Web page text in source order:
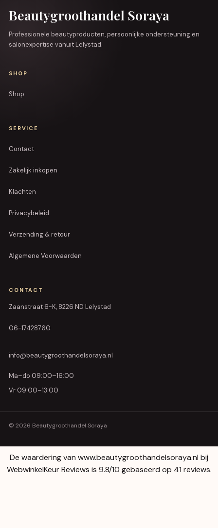
Beautygroothandel Soraya
Professionele beautyproducten, persoonlijke ondersteuning en
salonexpertise vanuit Lelystad.
SHOP
Shop
SERVICE
Contact
Zakelijk inkopen
Klachten
Privacybeleid
Verzending & retour
Algemene Voorwaarden
CONTACT
Zaanstraat 6-K, 8226 ND Lelystad
06-17428760
info@beautygroothandelsoraya.nl
Ma–do 09:00–16:00
Vr 09:00–13:00
© 2026 Beautygroothandel Soraya
De waardering van www.beautygroothandelsoraya.nl bij
WebwinkelKeur Reviews is 9.8/10 gebaseerd op 41 reviews.